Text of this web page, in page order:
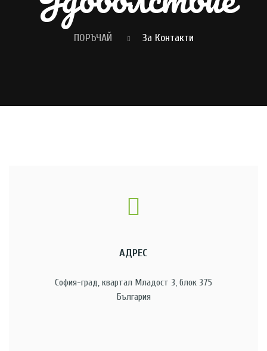
ПОРЪЧАЙ За Контакти
АДРЕС
София-град, квартал Младост 3, блок 375
България